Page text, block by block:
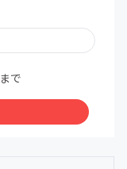
ット試乗をご提
られる方に限り
す。冬場はあり
で